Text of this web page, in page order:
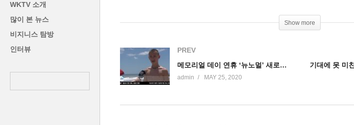
WKTV 소개
많이 본 뉴스
비지니스 탐방
인터뷰
Show more
PREV
메모리얼 데이 연휴 ‘뉴노멀’ 새로운 일상이 시작되다
admin MAY 25, 2020